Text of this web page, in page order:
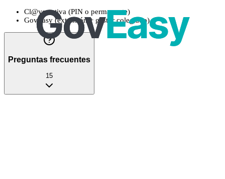
Cl@ve activa (PIN o permanente)
GovEasy (extensión + gestor colegiado)
Preguntas frecuentes
15